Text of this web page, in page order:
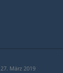
27. März 2019